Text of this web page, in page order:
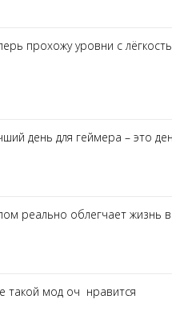
прохожу уровни с
день для геймера – это
реально облегчает жизнь
такой мод оч нравится